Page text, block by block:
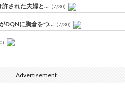
された夫婦と... (7/30)
DQNに胸倉をつ... (7/30)
Advertisement